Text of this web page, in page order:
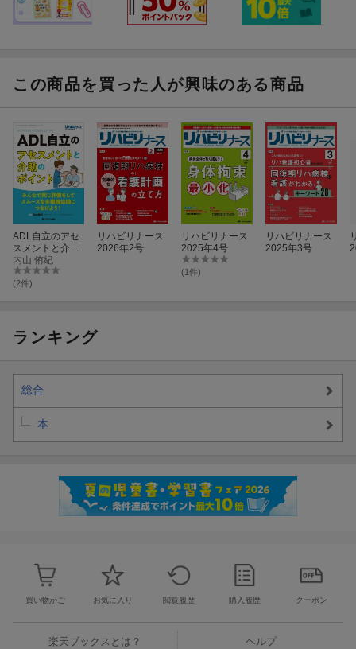
この商品を買った人が興味のある商品
ADL自立のアセ
スメントと介助
のポイント
内山 侑紀
(2件)
リハビリナース
2026年2号
リハビリナース
2025年4号
(1件)
リハビリナース
2025年3号
ランキング
総合
本
買い物かご お気に入り 閲覧履歴 購入履歴 クーポン
楽天ブックスとは？ ヘルプ